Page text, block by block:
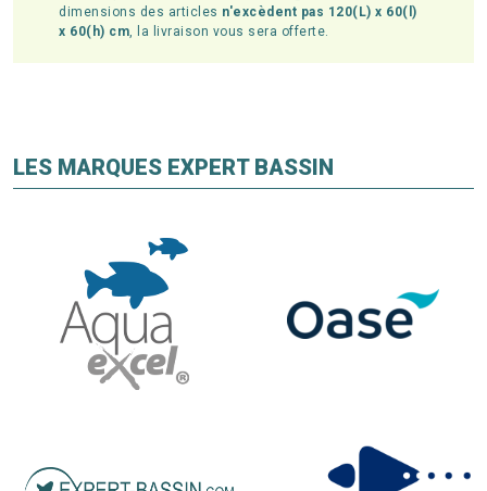
dimensions des articles n'excèdent pas 120(L) x 60(l)
x 60(h) cm, la livraison vous sera offerte.
LES MARQUES EXPERT BASSIN